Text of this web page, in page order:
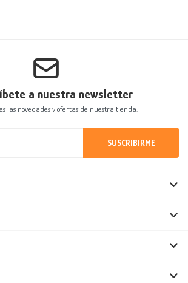
a nuestra newsletter
las novedades y ofertas de nuestra tienda.
SUSCRIBIRME